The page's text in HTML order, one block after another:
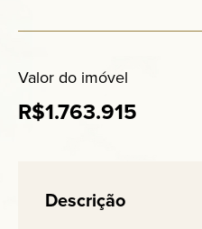
Valor do imóvel
R$1.763.915
Descrição